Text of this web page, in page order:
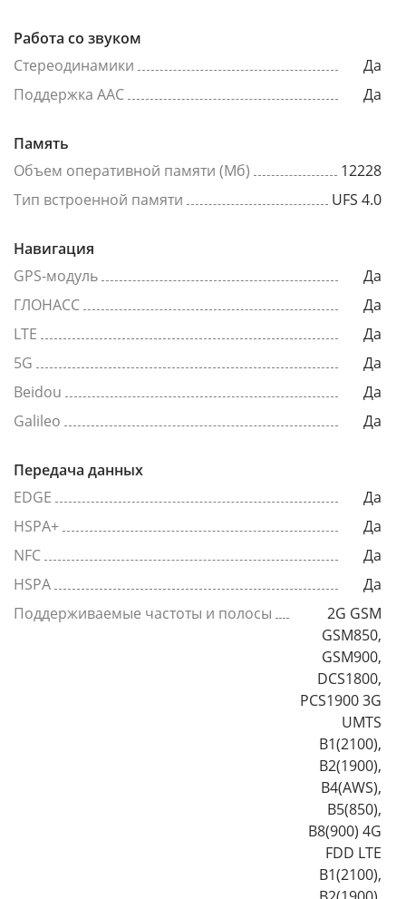
Работа со звуком
Стереодинамики
Да
Поддержка AAC
Да
Память
Объем оперативной памяти (Мб)
12228
Тип встроенной памяти
UFS 4.0
Навигация
GPS-модуль
Да
ГЛОНАСС
Да
LTE
Да
5G
Да
Beidou
Да
Galileo
Да
Передача данных
EDGE
Да
HSPA+
Да
NFC
Да
HSPA
Да
Поддерживаемые частоты и полосы
2G GSM
GSM850,
GSM900,
DCS1800,
PCS1900 3G
UMTS
B1(2100),
B2(1900),
B4(AWS),
B5(850),
B8(900) 4G
FDD LTE
B1(2100),